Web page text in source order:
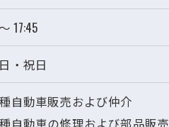
17:45
・祝日
自動車販売および仲介
自動車の修理および部品販売